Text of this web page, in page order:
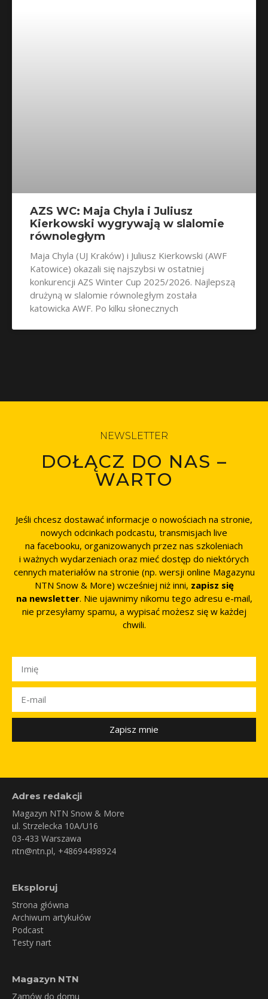
AZS WC: Maja Chyla i Juliusz
Kierkowski wygrywają w slalomie
równoległym
Maja Chyla (UJ Kraków) i Juliusz Kierkowski (AWF
Katowice) okazali się najszybsi w ostatniej
konkurencji AZS Winter Cup 2025/2026. Najlepszą
drużyną w slalomie równoległym została
katowicka AWF. Po kilku słonecznych
NEWSLETTER
DOŁĄCZ DO NAS –
WARTO
Jeśli chcesz dostawać informacje o nowościach na stronie,
nowych odcinkach podcastu, transmisjach live
na facebooku, organizowanych przez nas szkoleniach
i ważnych wydarzeniach oraz mieć dostęp do niektórych
cennych materiałów na stronie (np. wersji online Magazynu
NTN Snow & More) wcześniej niż inni, zapisz się
na newsletter. Nie ujawnimy nikomu tego adresu e-mail,
nie przesyłamy spamu, a wypisać możesz się w każdej
chwili.
Zapisz mnie
Adres redakcji
Magazyn NTN Snow & More
ul. Strzelecka 10A/U16
03-433 Warszawa
ntn@ntn.pl, +48694498924
Eksploruj
Strona główna
Archiwum artykułów
Podcast
Testy nart
Magazyn NTN
Zamów do domu